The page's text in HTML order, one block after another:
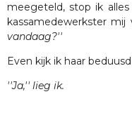
meegeteld, stop ik
kassamedewerkster mij
vandaag?''
Even kijk ik haar beduusd
''Ja,'' lieg ik.